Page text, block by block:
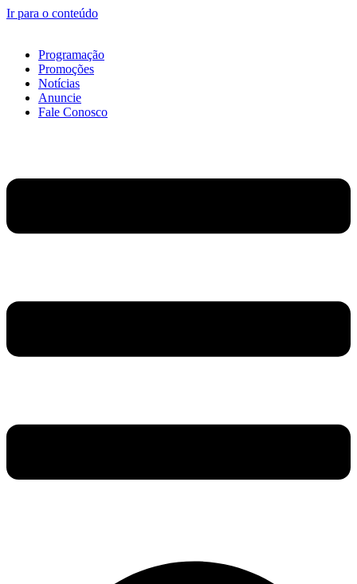
Ir para o conteúdo
Programação
Promoções
Notícias
Anuncie
Fale Conosco